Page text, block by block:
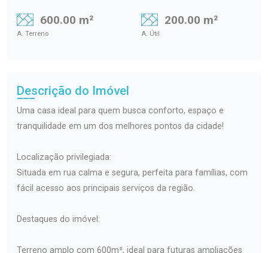
600.00 m²
A. Terreno
200.00 m²
A. Útil
Descrição do Imóvel
Uma casa ideal para quem busca conforto, espaço e
tranquilidade em um dos melhores pontos da cidade!
Localização privilegiada:
Situada em rua calma e segura, perfeita para famílias, com
fácil acesso aos principais serviços da região.
Destaques do imóvel:
Terreno amplo com 600m², ideal para futuras ampliações